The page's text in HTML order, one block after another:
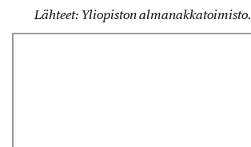
Lähteet: Yliopiston almanakkatoimisto.